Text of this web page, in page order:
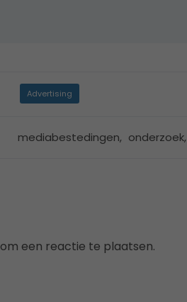
Advertising
mediabestedingen, onderzoek,
om een reactie te plaatsen.